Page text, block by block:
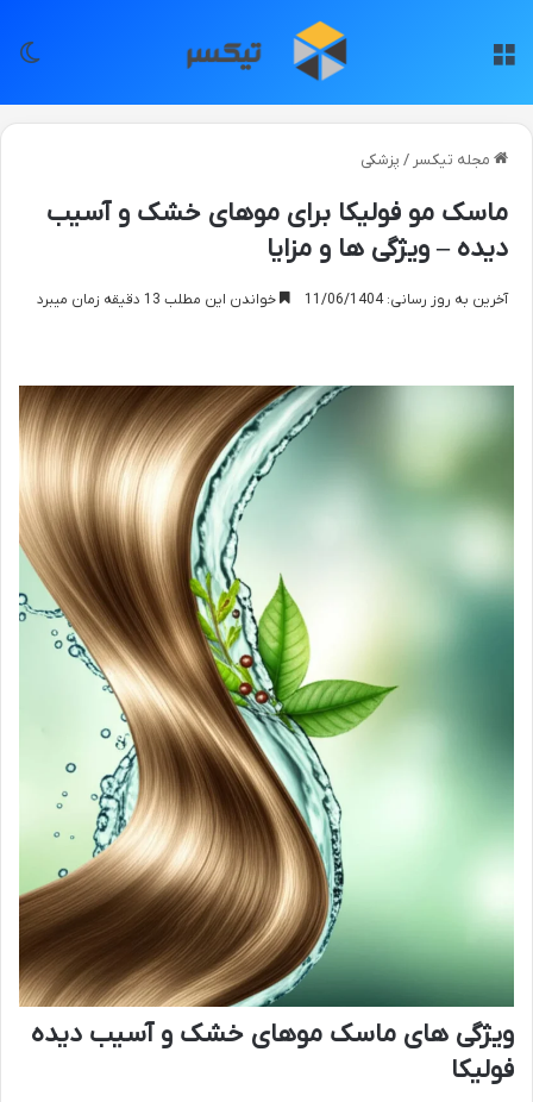
مجله تیکسر / پزشکی
ماسک مو فولیکا برای موهای خشک و آسیب
دیده – ویژگی ها و مزایا
آخرین به روز رسانی: 11/06/1404 خواندن این مطلب 13 دقیقه زمان میبرد
ویژگی های ماسک موهای خشک و آسیب دیده
فولیکا